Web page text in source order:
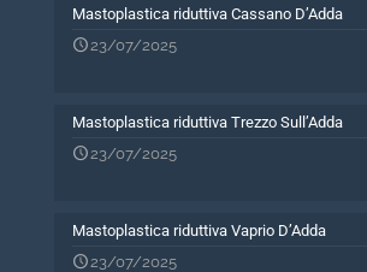
Mastoplastica riduttiva Cassano D’Adda
23/07/2025
Mastoplastica riduttiva Trezzo Sull’Adda
23/07/2025
Mastoplastica riduttiva Vaprio D’Adda
23/07/2025